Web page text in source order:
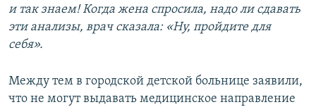
и так знаем! Когда жена спросила, надо ли сдавать
эти анализы, врач сказала: «Ну, пройдите для
себя».
Между тем в городской детской больнице заявили,
что не могут выдавать медицинское направление